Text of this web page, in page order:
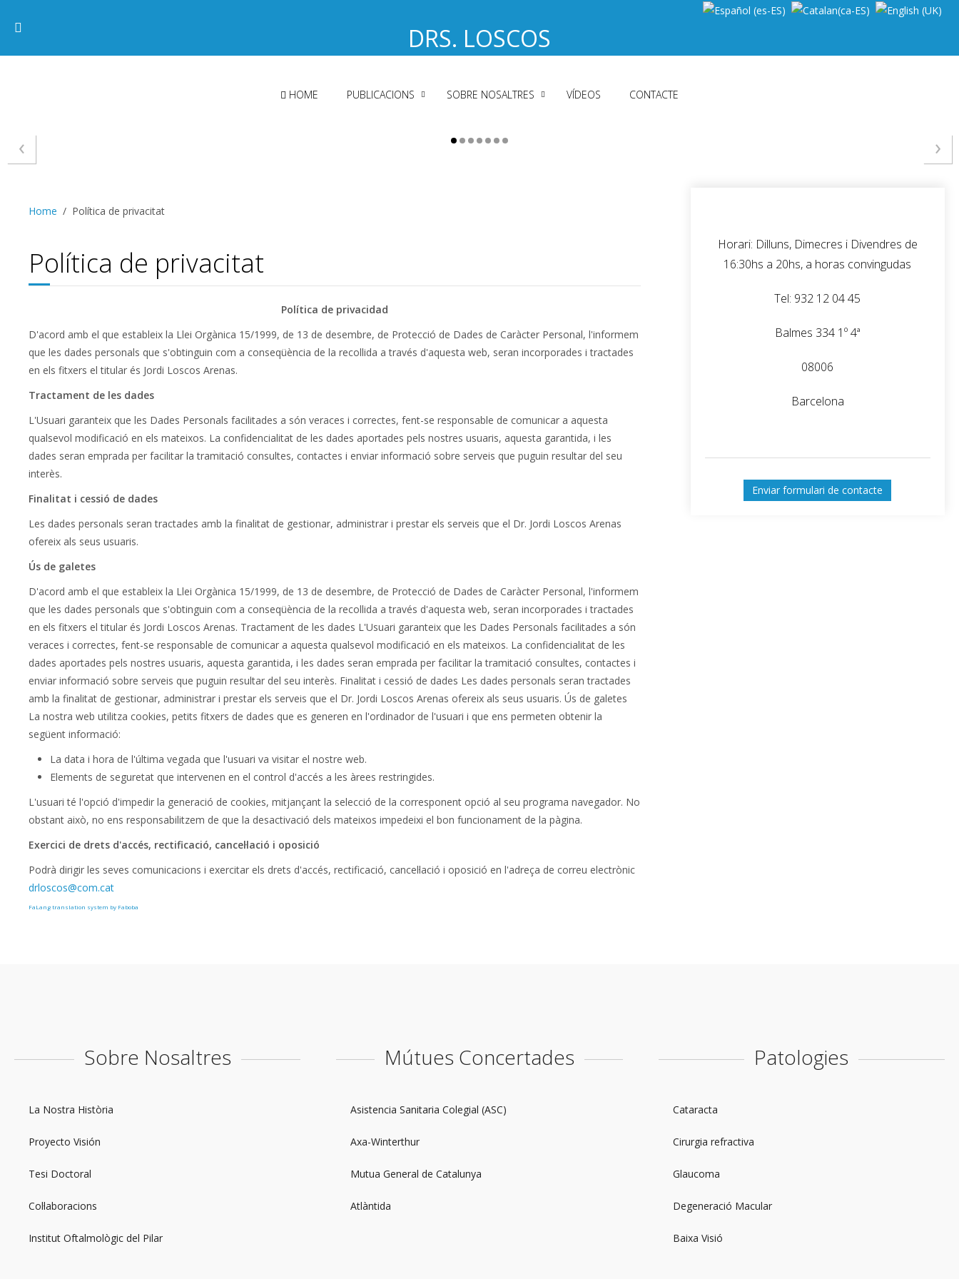
DRS. LOSCOS
HOME PUBLICACIONS SOBRE NOSALTRES VÍDEOS CONTACTE
›
‹
Home Política de privacitat
Política de privacitat
Política de privacidad
D'acord amb el que estableix la Llei Orgànica 15/1999, de 13 de desembre, de Protecció de Dades de Caràcter Personal, l'informem
que les dades personals que s'obtinguin com a conseqüència de la recollida a través d'aquesta web, seran incorporades i tractades
en els fitxers el titular és Jordi Loscos Arenas.
Tractament de les dades
L'Usuari garanteix que les Dades Personals facilitades a són veraces i correctes, fent-se responsable de comunicar a aquesta
qualsevol modificació en els mateixos. La confidencialitat de les dades aportades pels nostres usuaris, aquesta garantida, i les
dades seran emprada per facilitar la tramitació consultes, contactes i enviar informació sobre serveis que puguin resultar del seu
interès.
Finalitat i cessió de dades
Les dades personals seran tractades amb la finalitat de gestionar, administrar i prestar els serveis que el Dr. Jordi Loscos Arenas
ofereix als seus usuaris.
Ús de galetes
D'acord amb el que estableix la Llei Orgànica 15/1999, de 13 de desembre, de Protecció de Dades de Caràcter Personal, l'informem
que les dades personals que s'obtinguin com a conseqüència de la recollida a través d'aquesta web, seran incorporades i tractades
en els fitxers el titular és Jordi Loscos Arenas. Tractament de les dades L'Usuari garanteix que les Dades Personals facilitades a són
veraces i correctes, fent-se responsable de comunicar a aquesta qualsevol modificació en els mateixos. La confidencialitat de les
dades aportades pels nostres usuaris, aquesta garantida, i les dades seran emprada per facilitar la tramitació consultes, contactes i
enviar informació sobre serveis que puguin resultar del seu interès. Finalitat i cessió de dades Les dades personals seran tractades
amb la finalitat de gestionar, administrar i prestar els serveis que el Dr. Jordi Loscos Arenas ofereix als seus usuaris. Ús de galetes
La nostra web utilitza cookies, petits fitxers de dades que es generen en l'ordinador de l'usuari i que ens permeten obtenir la
següent informació:
La data i hora de l'última vegada que l'usuari va visitar el nostre web.
Elements de seguretat que intervenen en el control d'accés a les àrees restringides.
L'usuari té l'opció d'impedir la generació de cookies, mitjançant la selecció de la corresponent opció al seu programa navegador. No
obstant això, no ens responsabilitzem de que la desactivació dels mateixos impedeixi el bon funcionament de la pàgina.
Exercici de drets d'accés, rectificació, cancel·lació i oposició
Podrà dirigir les seves comunicacions i exercitar els drets d'accés, rectificació, cancel·lació i oposició en l'adreça de correu electrònic
drloscos@com.cat
FaLang translation system by Faboba
Horari: Dilluns, Dimecres i Divendres de
16:30hs a 20hs, a horas convingudas
Tel: 932 12 04 45
Balmes 334 1º 4ª
08006
Barcelona
Enviar formulari de contacte
Sobre Nosaltres
La Nostra Història
Proyecto Visión
Tesi Doctoral
Col·laboracions
Institut Oftalmològic del Pilar
Mútues Concertades
Asistencia Sanitaria Colegial (ASC)
Axa-Winterthur
Mutua General de Catalunya
Atlàntida
Patologies
Cataracta
Cirurgia refractiva
Glaucoma
Degeneració Macular
Baixa Visió